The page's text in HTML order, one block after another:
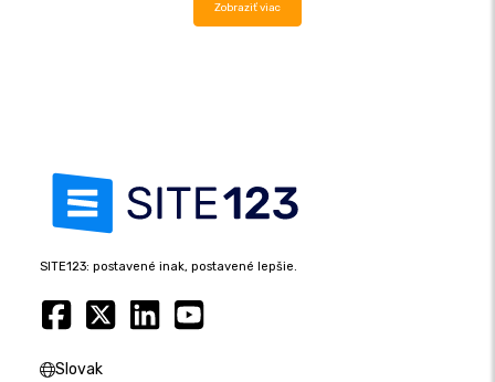
Zobraziť viac
SITE123: postavené inak, postavené lepšie.
Slovak